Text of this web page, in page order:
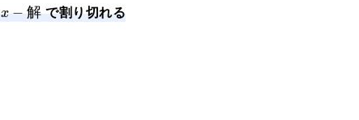
x-
x − 解で割り切れる